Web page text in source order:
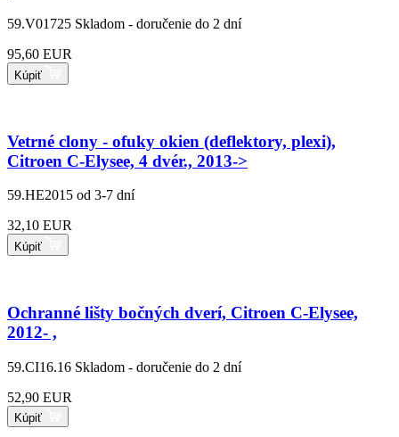
59.V01725 Skladom - doručenie do 2 dní
95,60 EUR
Kúpiť
Vetrné clony - ofuky okien (deflektory, plexi),
Citroen C-Elysee, 4 dvér., 2013->
59.HE2015 od 3-7 dní
32,10 EUR
Kúpiť
Ochranné lišty bočných dverí, Citroen C-Elysee,
2012- ,
59.CI16.16 Skladom - doručenie do 2 dní
52,90 EUR
Kúpiť